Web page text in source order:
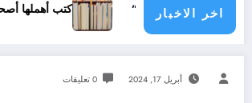
اخر الاخبار
زغار” كتب أهملها أصحاب
أبريل 17, 2024 0 تعليقات